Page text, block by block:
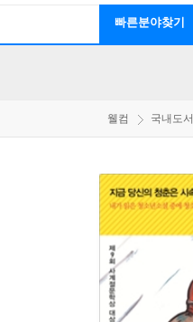
빠른분야찾기
웰컴 국내도서